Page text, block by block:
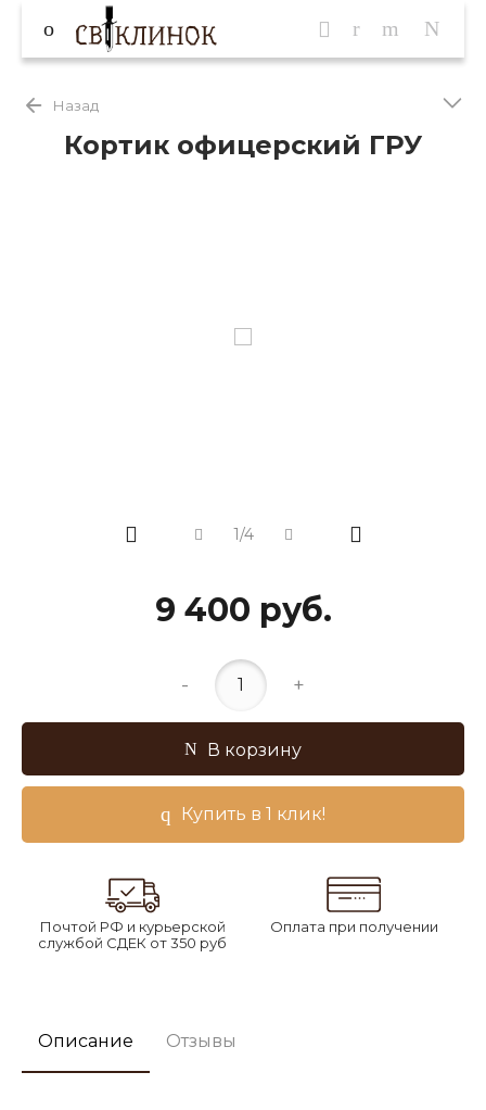
Назад
Кортик офицерский ГРУ
1/4
9 400 руб.
- +
В корзину
Купить в 1 клик!
Почтой РФ и курьерской
службой СДЕК от 350 руб
Оплата при получении
Описание Отзывы